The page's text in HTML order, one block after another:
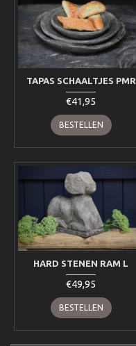
TAPAS SCHAALTJES PMR
€41,95
BESTELLEN
HARD STENEN RAM L
€49,95
BESTELLEN